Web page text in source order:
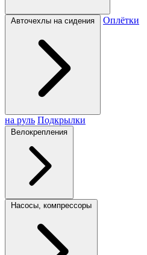
Авточехлы на сидения Оплётки
на руль Подкрылки
Велокрепления
Насосы, компрессоры